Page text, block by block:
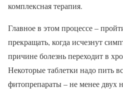
комплексная терапия.
Главное в этом процессе –
прекращать, когда исчезнут
причине болезнь переходит в
Некоторые таблетки надо пить
фитопрепараты – не менее двух